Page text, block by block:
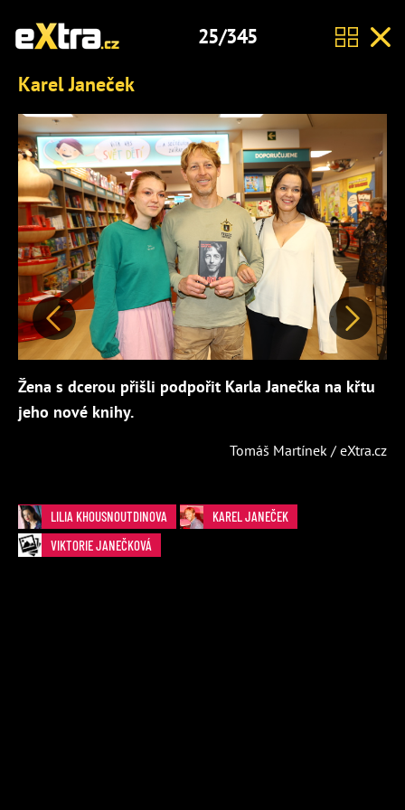
25/345
Karel Janeček
Předchozí Další
Žena s dcerou přišli podpořit Karla Janečka na křtu
jeho nové knihy.
Tomáš Martínek / eXtra.cz
LILIA KHOUSNOUTDINOVA
KAREL JANEČEK
VIKTORIE JANEČKOVÁ